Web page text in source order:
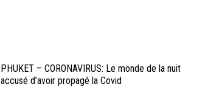
PHUKET – CORONAVIRUS: Le monde de la nuit
accusé d’avoir propagé la Covid